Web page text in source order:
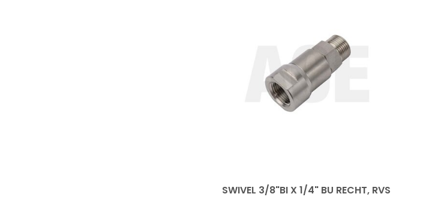
SWIVEL 3/8"BI X 1/4" BU RECHT, RVS